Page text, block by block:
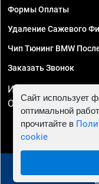
Формы Оплаты
Удаление Сажевого
Чип Тюнинг BMW
Заказать Звонок
ИП Смирнов
ОГРНИП
© 2010 - 2026 Чип
Сайт использует
оптимальной
прочитайте в
cookie